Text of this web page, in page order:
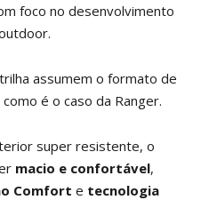
foco no desenvolvimento
assumem o formato de
é o caso da Ranger.
super resistente, o
macio e confortável,
Comfort e tecnologia